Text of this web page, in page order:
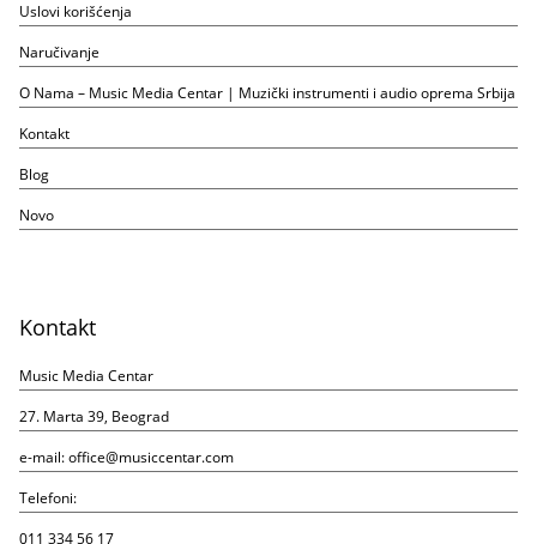
Uslovi korišćenja
Naručivanje
O Nama – Music Media Centar | Muzički instrumenti i audio oprema Srbija
Kontakt
Blog
Novo
Kontakt
Music Media Centar
27. Marta 39, Beograd
e-mail:office@musiccentar.com
Telefoni:
011 334 56 17